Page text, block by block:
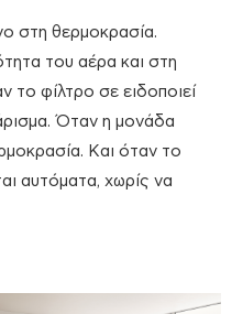
στη θερμοκρασία.
του αέρα και στη
το φίλτρο σε ειδοποιεί
Όταν η μονάδα
Και όταν το
αυτόματα, χωρίς να